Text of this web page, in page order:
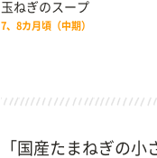
玉ねぎのスープ
7、8カ月頃（中期）
「国産たまねぎの